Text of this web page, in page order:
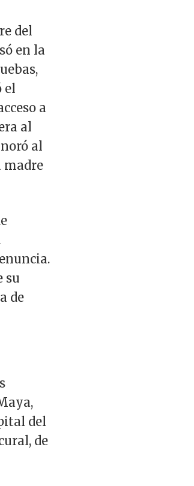
del
en la
el
a
al
al
madre
su
de
del
de